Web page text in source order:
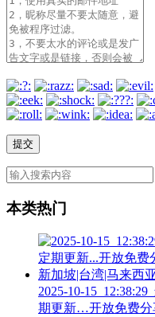
本类热门
2025-10-
期更新…开放免费分